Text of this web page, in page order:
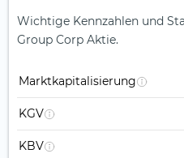
Wichtige Kennzahlen und
Group Corp Aktie.
Marktkapitalisierung
KGV
KBV